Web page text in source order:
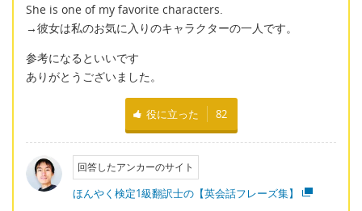
She is one of my favorite characters.
→彼女は私のお気に入りのキャラクターの一人です。
参考になるといいです
ありがとうございました。
役に立った 82
回答したアンカーのサイト
ほんやく検定1級翻訳士の【英会話フレーズ集】